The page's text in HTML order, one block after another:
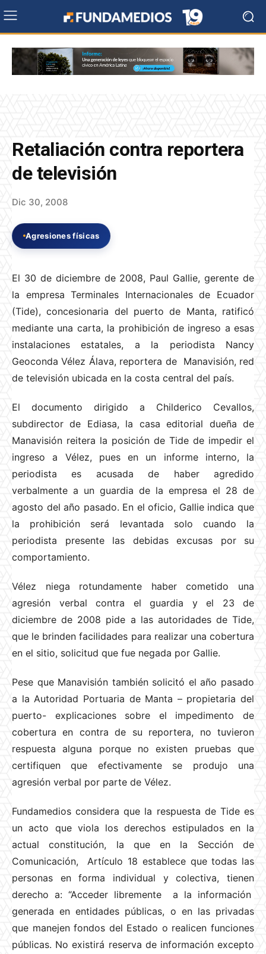
Retaliación contra reportera
de televisión
Dic 30, 2008
Agresiones físicas
El 30 de diciembre de 2008, Paul Gallie, gerente de
la empresa Terminales Internacionales de Ecuador
(Tide), concesionaria del puerto de Manta, ratificó
mediante una carta, la prohibición de ingreso a esas
instalaciones estatales, a la periodista Nancy
Geoconda Vélez Álava, reportera de Manavisión, red
de televisión ubicada en la costa central del país.
El documento dirigido a Childerico Cevallos,
subdirector de Ediasa, la casa editorial dueña de
Manavisión reitera la posición de Tide de impedir el
ingreso a Vélez, pues en un informe interno, la
periodista es acusada de haber agredido
verbalmente a un guardia de la empresa el 28 de
agosto del año pasado. En el oficio, Gallie indica que
la prohibición será levantada solo cuando la
periodista presente las debidas excusas por su
comportamiento.
Vélez niega rotundamente haber cometido una
agresión verbal contra el guardia y el 23 de
diciembre de 2008 pide a las autoridades de Tide,
que le brinden facilidades para realizar una cobertura
en el sitio, solicitud que fue negada por Gallie.
Pese que Manavisión también solicitó el año pasado
a la Autoridad Portuaria de Manta – propietaria del
puerto- explicaciones sobre el impedimento de
cobertura en contra de su reportera, no tuvieron
respuesta alguna porque no existen pruebas que
certifiquen que efectivamente se produjo una
agresión verbal por parte de Vélez.
Fundamedios considera que la respuesta de Tide es
un acto que viola los derechos estipulados en la
actual constitución, la que en la Sección de
Comunicación, Artículo 18 establece que todas las
personas en forma individual y colectiva, tienen
derecho a: “Acceder libremente a la información
generada en entidades públicas, o en las privadas
que manejen fondos del Estado o realicen funciones
públicas. No existirá reserva de información excepto